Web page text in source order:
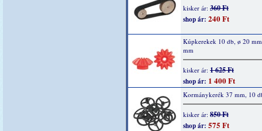
kisker ár: 360 Ft
shop ár: 240 Ft
Kúpkerekek 10 db, ø 20
mm
kisker ár: 1 625 Ft
shop ár: 1 400 Ft
Kormánykerék 37 mm, 10
kisker ár: 850 Ft
shop ár: 575 Ft